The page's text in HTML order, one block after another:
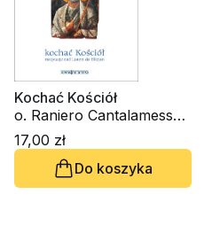
Kochać Kościół
o. Raniero Cantalamessa
OFM Cap.
17,00 zł
Do koszyka